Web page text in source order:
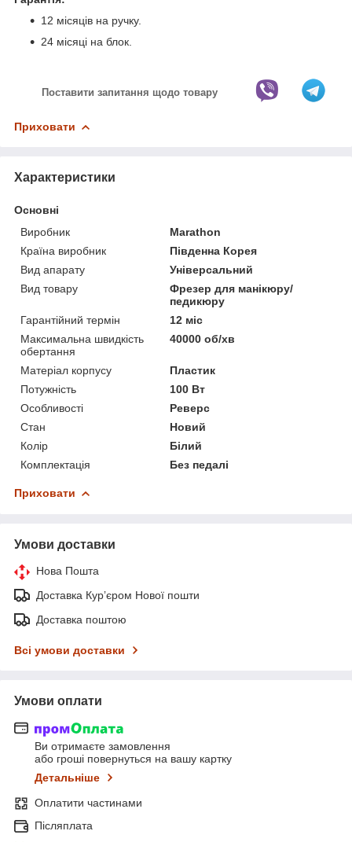
12 місяців на ручку.
24 місяці на блок.
Поставити запитання щодо товару
Приховати
Характеристики
Основні
Виробник
Marathon
Країна виробник
Південна Корея
Вид апарату
Універсальний
Вид товару
Фрезер для манікюру/
педикюру
Гарантійний термін
12 міс
Максимальна швидкість
обертання
40000 об/хв
Матеріал корпусу
Пластик
Потужність
100 Вт
Особливості
Реверс
Стан
Новий
Колір
Білий
Комплектація
Без педалі
Приховати
Умови доставки
Нова Пошта
Доставка Курʼєром Нової пошти
Доставка поштою
Всі умови доставки
Умови оплати
Ви отримаєте замовлення
або гроші повернуться на вашу картку
Детальніше
Оплатити частинами
Післяплата